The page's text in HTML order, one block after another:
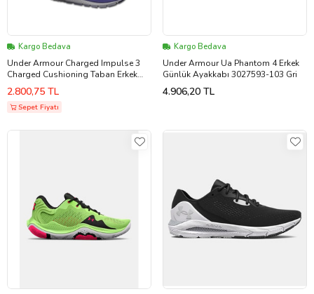
Kargo Bedava
Under Armour Charged Impulse 3
Charged Cushioning Taban Erkek
Koşu & Antreman Spor Ayakkabısı (
Dar Kalıp )
2.800,75 TL
Sepet Fiyatı
Kargo Bedava
Under Armour Ua Phantom 4 Erkek
Günlük Ayakkabı 3027593-103 Gri
4.906,20 TL